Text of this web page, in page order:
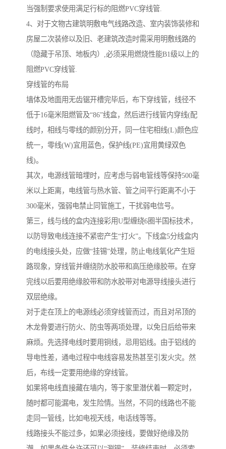
当强制要求使用满足行标的阻燃PVC穿线管.
4、对于文物古建筑明敷电气线路改造、室内装饰装修和
房屋二次装修以及旧、老建筑改造时需采用明敷线路的
（隐藏于吊顶、地板内）,必须采用燃烧性能B1级以上的
阻燃PVC穿线管.
穿线管的布局
墙体及地面用无齿锯开槽完毕后，布下穿线管，线径不
低于16毫米阻燃管及“86”线盒，然后进行线管内穿线(配
线时，相线与零线的颜别分开，同一住宅相线(L)颜色应
统一，零线(W)宜用蓝色，保护线(PE)宜用黄绿双色
线)。
其次，电源线管暗埋时，应考虑与弱电管线等保持500毫
米以上距离，电线管与热水管、管之间平行距离不小于
300毫米，强弱电禁止同管施工，干扰弱电信号。
第三，线与线的盒内连接彩用U型缠绕6圈半国标技术，
以防导致电线连接不紧密产生“打火”。下线盒5分线盒内
的电线接头处，应做“挂锡”处理，防止电线氧化产生短
路现象，穿线管并缠绕防水胶带和高压绝缘胶带。在穿
完线以后要用绝缘胶带和防水胶带对电源导线接头进行
双层绝缘。
对于走在顶上的电源线必须穿线管而过，而且对吊顶的
木龙骨要进行防火、防虫等两项处理，以免日后给带来
麻烦。先选择电线时要用铜线，忌用铝线。由于铝线的
导电性差，通电过程中电线容易发热甚至引发火灾。然
后，布线一定要用绝缘的穿线管。
如果将电线直接藏在墙内，等于家里潜伏着一颗定时，
随时都可能漏电，发生险情。当然，不同的线路也不能
走同一管线，比如电视天线，电话线等等。
线路接头不能过多，如果必须接线，要做好绝缘及防